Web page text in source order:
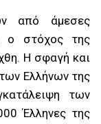
από άμεσες
ο στόχος της
Η σφαγή και
Ελλήνων της
των
Έλληνες της